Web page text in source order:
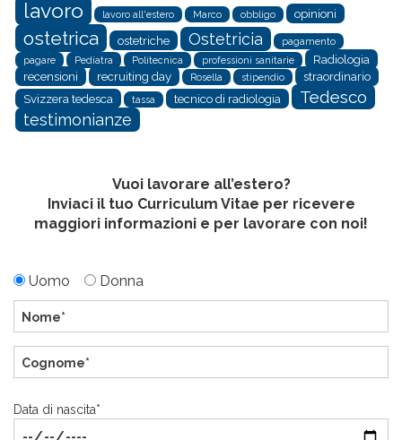
lavoro lavoro all'estero Marco obbligo opinioni
ostetrica ostetriche Ostetricia
pagamento
pagare
Pediatra Politecnica professioni sanitarie
Radiologia
recensioni
recruiting day Rosella stipendio
straordinario
Svizzera tedesca
tassa tecnico di radiologia Tedesco
testimonianze
Vuoi lavorare all’estero?
Inviaci il tuo Curriculum Vitae per ricevere
maggiori informazioni e per lavorare con noi!
Uomo Donna
Data di nascita*